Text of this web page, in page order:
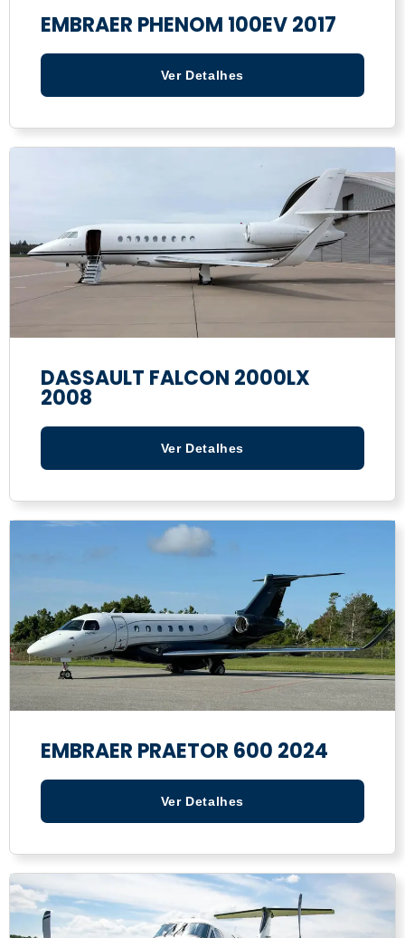
EMBRAER PHENOM 100EV 2017
Ver Detalhes
DASSAULT FALCON 2000LX
2008
Ver Detalhes
EMBRAER PRAETOR 600 2024
Ver Detalhes